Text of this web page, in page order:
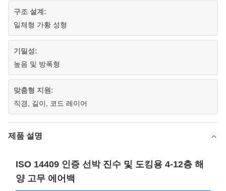
구조 설계:
일체형 가황 성형
기밀성:
높음 및 방폭형
맞춤형 지원:
직경, 길이, 코드 레이어
제품 설명
ISO 14409 인증 선박 진수 및 도킹용 4-12층 해
양 고무 에어백